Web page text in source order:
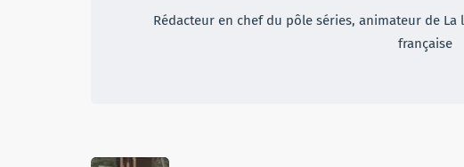
Rédacteur en chef du pôle séries, animateur de
française